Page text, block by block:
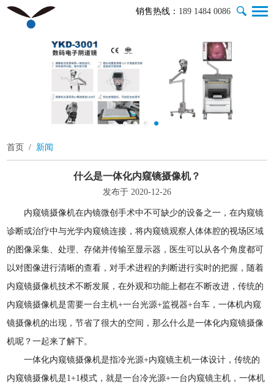
销售热线： 189 1484 0086
首页 / 新闻
什么是一体化内窥镜摄像机？
发布于 2020-12-26
内窥镜摄像机在内镜微创手术中不可缺少的设备之一，在内窥镜
诊断或治疗中与光学内窥镜连接，将内窥镜观察人体体腔的视场区域
的图像采集、处理、存储并传输至显示器，医生可以从各个角度都可
以对图像进行清晰的查看，对手术进程的判断进行实时的把握，随着
内窥镜摄像机技术不断发展，在外观和功能上都在不断改进，传统的
内窥镜摄像机是需要一台主机+一台光源+监视器+台车，一体机内窥
镜摄像机的出现，节省了很大的空间，那么什么是一体化内窥镜摄像
机呢？一起来了解下。
一体化内窥镜摄像机是指冷光源+内窥镜主机一体设计，传统的
内窥镜摄像机是1+1模式，就是一台冷光源+一台内窥镜主机，一体机